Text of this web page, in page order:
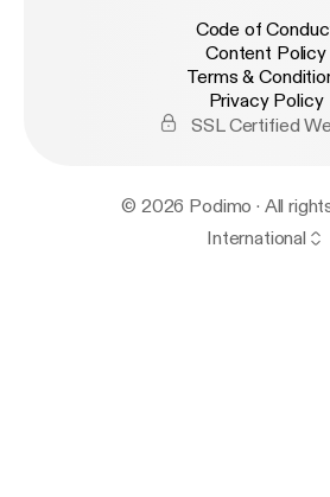
Code of
Content Policy
Terms &
Privacy Policy
SSL Certified
© 2026 Podimo · All
International